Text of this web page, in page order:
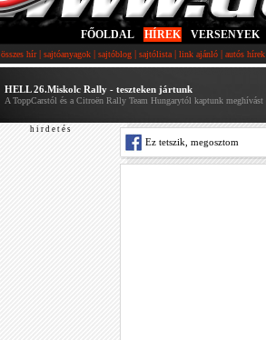
FŐOLDAL HÍREK VERSENYEK
összes hír| sajtóanyagok | sajtóblog | sajtólista | link ajánló | autós hírek
HELL 26.Miskolc Rally - teszteken jártunk
A ToppCarstól és a Citroën Rally Team Hungarytól kaptunk meghívást
h i r d e t é s
Ez tetszik, megosztom